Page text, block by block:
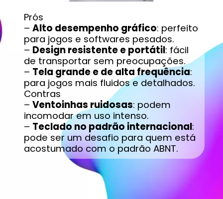
Prós
– Alto desempenho gráfico: perfeito
para jogos e softwares pesados.
– Design resistente e portátil: fácil
de transportar sem preocupações.
– Tela grande e de alta frequência:
para jogos mais fluidos e detalhados.
Contras
– Ventoinhas ruidosas: podem
incomodar em uso intenso.
– Teclado no padrão internacional:
pode ser um desafio para quem está
acostumado com o padrão ABNT.